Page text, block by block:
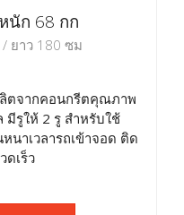
นัก 68 กก
ยาว 180 ซม
ตจากคอนกรีตคุณภาพ
มีรูให้ 2 รู สำหรับใช้
าเวลารถเข้าจอด ติด
ดเร็ว